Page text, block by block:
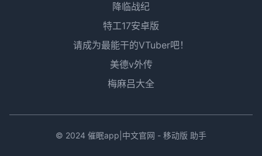
降临战纪
特工17安卓版
请成为最能干的VTuber吧！
美德v外传
梅麻吕大全
© 2024 催眠app|中文官网 - 移动版 助手